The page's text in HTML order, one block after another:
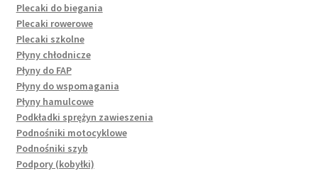
Plecaki do biegania
Plecaki rowerowe
Plecaki szkolne
Płyny chłodnicze
Płyny do FAP
Płyny do wspomagania
Płyny hamulcowe
Podkładki sprężyn zawieszenia
Podnośniki motocyklowe
Podnośniki szyb
Podpory (kobyłki)